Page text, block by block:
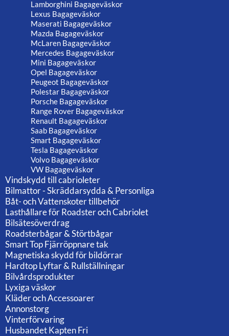
Lamborghini Bagageväskor
Lexus Bagageväskor
Maserati Bagageväskor
Mazda Bagageväskor
McLaren Bagageväskor
Mercedes Bagageväskor
Mini Bagageväskor
Opel Bagageväskor
Peugeot Bagageväskor
Polestar Bagageväskor
Porsche Bagageväskor
Range Rover Bagageväskor
Renault Bagageväskor
Saab Bagageväskor
Smart Bagageväskor
Tesla Bagageväskor
Volvo Bagageväskor
VW Bagageväskor
Vindskydd till cabrioleter
Bilmattor - Skräddarsydda & Personliga
Båt- och Vattenskoter tillbehör
Lasthållare för Roadster och Cabriolet
Bilsätesöverdrag
Roadsterbågar & Störtbågar
Smart Top Fjärröppnare tak
Magnetiska skydd för bildörrar
Hardtop Lyftar & Rullställningar
Bilvårdsprodukter
Lyxiga väskor
Kläder och Accessoarer
Annonstorg
Vinterförvaring
Husbandet Kapten Fri